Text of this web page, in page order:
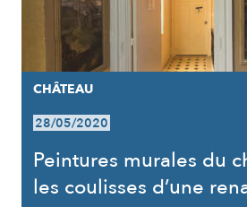
CHÂTEAU
28/05/2020
Peintures murales du
les coulisses d’une